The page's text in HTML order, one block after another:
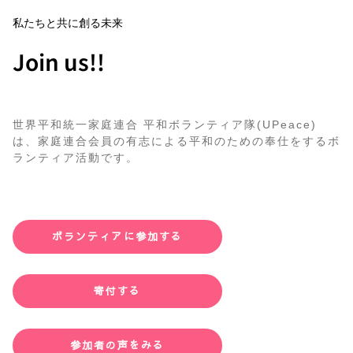
私たちと共に創る未来
Join us!!
世界平和統一家庭連合 平和ボランティア隊(UPeace)
は、家庭連合会員の有志による平和のための奉仕をするボ
ランティア活動です。
ボランティアに参加する
寄付する
参加者の声をみる